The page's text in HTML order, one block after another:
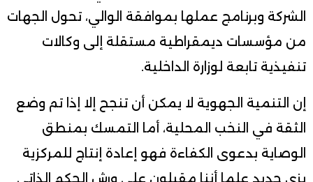
الشركة وبرنامج عملها بموافقة الوالي، تحول الجهات
من مؤسسات ديمقراطية مستقلة إلى وكالات
تنفيذية تابعة لوزارة الداخلية.
إن التنمية الجهوية لا يمكن أن تنجح إلا إذا تم وضع
الثقة في النخب المحلية، أما التمسك بمنطق
الوصاية بدعوى الكفاءة فهو إعادة إنتاج للمركزية
بزي جديد علما أننا مقبلون على ورش الحكم الذاتي